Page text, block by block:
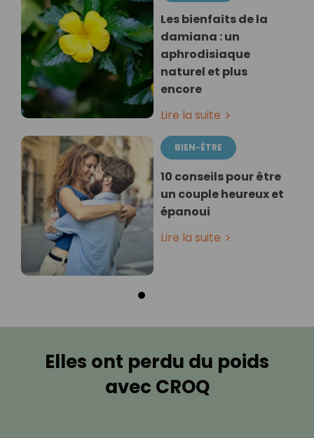
Les bienfaits de la
damiana : un
aphrodisiaque
naturel et plus
encore
Lire la suite
BIEN-ÊTRE
10 conseils pour être
un couple heureux et
épanoui
Lire la suite
Elles ont perdu du poids
avec CROQ